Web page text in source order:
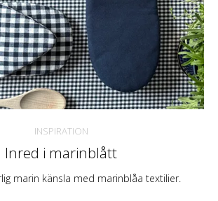
INSPIRATION
Inred i marinblått
marin känsla med marinblåa textilier.